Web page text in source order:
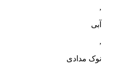
,
آبی
,
نوک مدادی